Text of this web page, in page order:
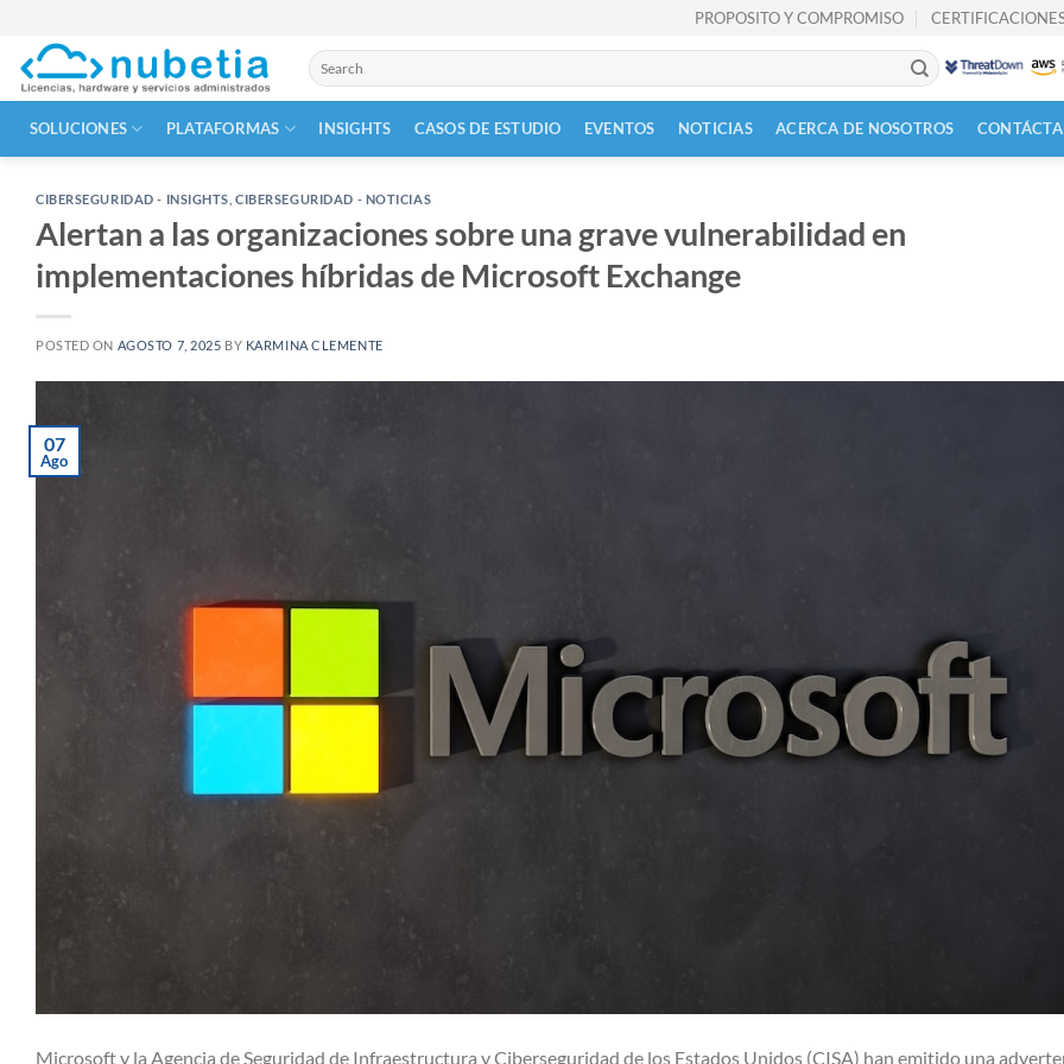
content
PROPOSITO Y COMPROMISO
Buscar
por:
SOLUCIONES PLATAFORMAS INSIGHTS CASOS DE ESTUDIO EVENTOS NOTICIAS ACERCA DE NOSOTROS
CIBERSEGURIDAD - INSIGHTS ,CIBERSEGURIDAD - NOTICIAS
Alertan a las organizaciones sobre una grave vulnerabilidad en
implementaciones híbridas de Microsoft Exchange
POSTED ON AGOSTO 7, 2025 BY KARMINA CLEMENTE
07
Ago
Microsoft y la Agencia de Seguridad de Infraestructura y Ciberseguridad de los Estados Unidos (CISA) han emitido una